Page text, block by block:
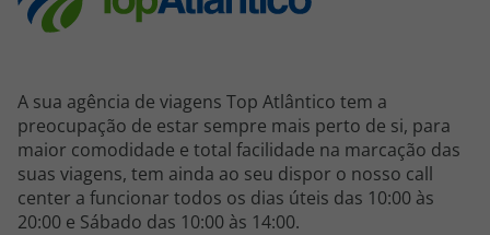
A sua agência de viagens Top Atlântico tem a
preocupação de estar sempre mais perto de si, para
maior comodidade e total facilidade na marcação das
suas viagens, tem ainda ao seu dispor o nosso call
center a funcionar todos os dias úteis das 10:00 às
20:00 e Sábado das 10:00 às 14:00.